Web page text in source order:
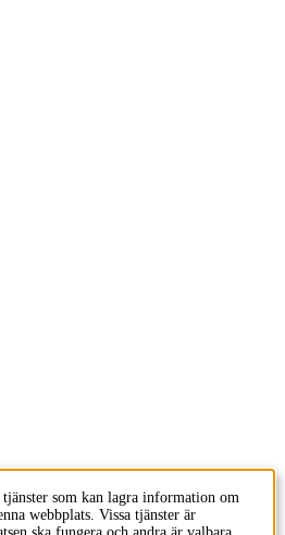
tjänster som kan lagra information om
webbplats. Vissa tjänster är